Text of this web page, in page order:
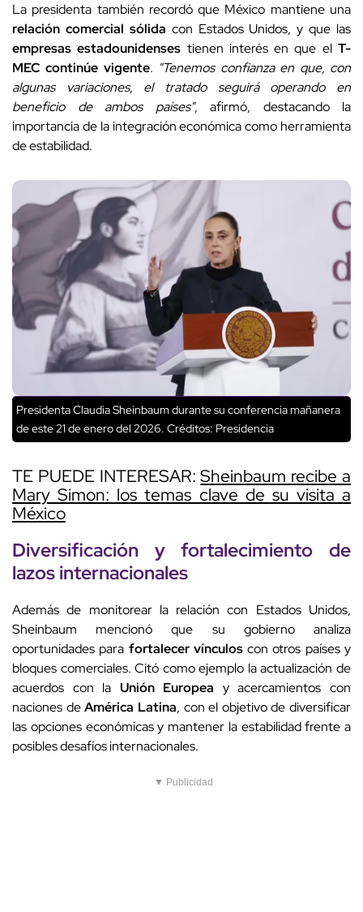
La presidenta también recordó que México mantiene una
relación comercial sólida con Estados Unidos, y que las
empresas estadounidenses tienen interés en que elT-
MEC continúe vigente. "Tenemos confianza en que, con
algunas variaciones, el tratado seguirá operando en
beneficio de ambos países", afirmó, destacando la
importancia de la integración económica como herramienta
de estabilidad.
Presidenta Claudia Sheinbaum durante su conferencia mañanera
de este 21 de enero del 2026. Créditos: Presidencia
TE PUEDE INTERESAR:Sheinbaum recibe a
Mary Simon: los temas clave de su visita a
México
Diversificación y fortalecimiento de
lazos internacionales
Además de monitorear la relación con Estados Unidos,
Sheinbaum mencionó que su gobierno analiza
oportunidades para fortalecer vínculoscon otros países y
bloques comerciales. Citó como ejemplo la actualización de
acuerdos con la Unión Europea y acercamientos con
naciones deAmérica Latina, con el objetivo de diversificar
las opciones económicas y mantener la estabilidad frente a
posibles desafíos internacionales.
▼ Publicidad